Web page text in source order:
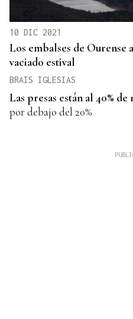
10 DIC 2021
Los embalses de Ourense
vaciado estival
BRAIS IGLESIAS
Las presas están al 40% de
por debajo del 20%